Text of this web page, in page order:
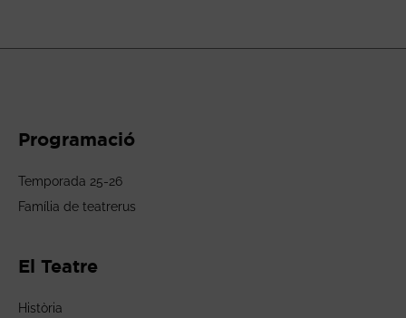
Programació
Temporada 25-26
Família de teatrerus
El Teatre
Història